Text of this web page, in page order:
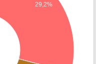
29,2%